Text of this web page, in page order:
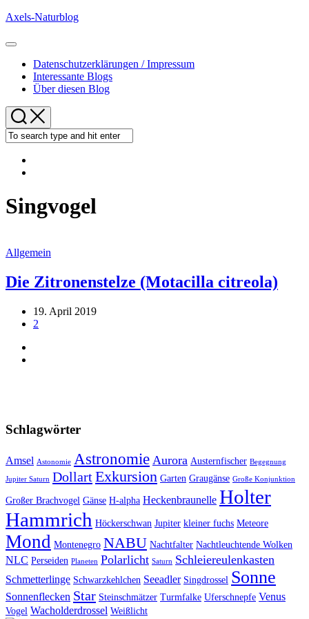
Skip
content
Axels-Naturblog
Expand
Datenschutzerklärungen / Impressum
Interessante Blogs
Über diesen Blog
Singvogel
Allgemein
Die Zitronenstelze (Motacilla citreola)
19. April 2019
2
Schlagwörter
Amsel Astonomie Astronomie Aurora Austernfischer Begegnung
Jupiter Saturn DollartExkursion Garten Graugänse Große Konjunktion
Großer Brachvogel Gänse H-alpha Heckenbraunelle Holter
Hammrich Höckerschwan Jupiter kleiner fuchs Meteore
Mond Montenegro NABU Nachtfalter Nachtleuchtende Wolken
NLC Perseiden Planeten Polarlicht Saturn Schleiereulenkasten
Schmetterlinge Schwarzkehlchen Seeadler Singdrossel Sonne
Sonnenflecken Star Steinschmätzer Turmfalke Uferschnepfe Venus
Vogel Wacholderdrossel Weißlicht